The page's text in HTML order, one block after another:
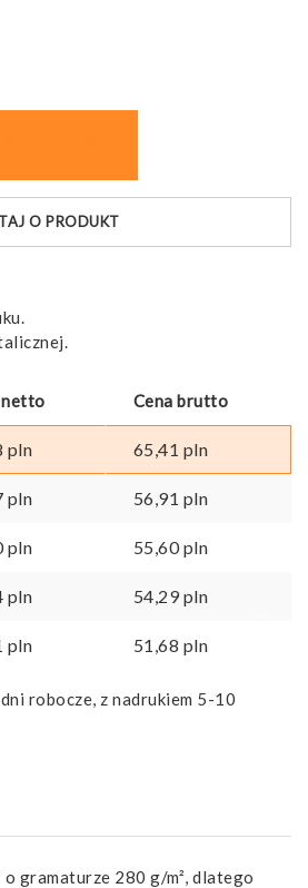
O PRODUKT
netto Cena brutto
pln 65,41 pln
pln 56,91 pln
pln 55,60pln
pln 54,29pln
pln 51,68 pln
robocze, z nadrukiem 5-10
gramaturze 280 g/m², dlatego